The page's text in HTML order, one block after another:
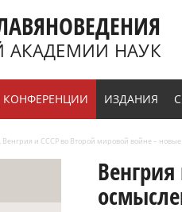
АКАДЕМИИ НАУК
КОНФЕРЕНЦИИ ИЗДАНИЯ
Венгрия и СССР во Второй мировой войне –